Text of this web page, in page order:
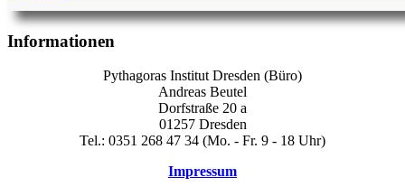
Informationen
Pythagoras Institut Dresden (Büro)
Andreas Beutel
Dorfstraße 20 a
01257 Dresden
Tel.: 0351 268 47 34 (Mo. - Fr. 9 - 18 Uhr)
Impressum